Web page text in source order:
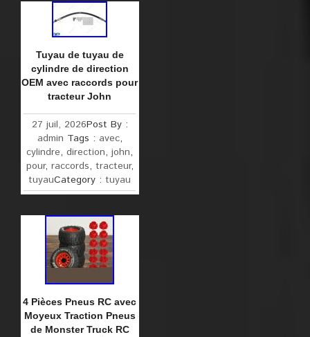
Tuyau de tuyau de
cylindre de direction
OEM avec raccords pour
tracteur John
27 juil, 2026Post By :
admin Tags : avec,
cylindre,direction,john,
pour, raccords, tracteur,
tuyauCategory :tuyau
4 Pièces Pneus RC avec
Moyeux Traction Pneus
de Monster Truck RC